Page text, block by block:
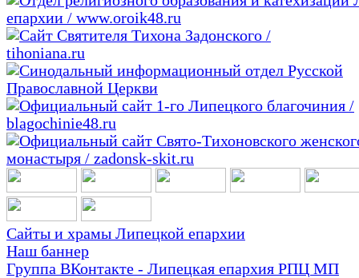
Сайты и храмы Липецкой епархии
Наш баннер
Группа ВКонтакте - Липецкая епархия РПЦ МП